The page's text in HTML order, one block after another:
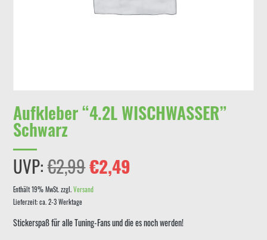
Aufkleber “4.2L WISCHWASSER”
Schwarz
UVP:€2,99Ursprünglicher
Preis
war:
€2,49
ist:
Enthält 19% MwSt. zzgl.Versand
Lieferzeit: ca. 2-3 Werktage
Stickerspaß für alle Tuning-Fans und die es noch werden!